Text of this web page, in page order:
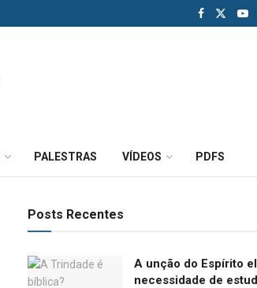
PALESTRAS VÍDEOS PDFS
Posts Recentes
A unção do Espírito
necessidade de